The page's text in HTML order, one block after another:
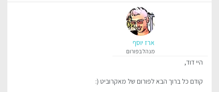
ארז יוסף
מנהל בפורום
היי דוד,
קודם כל ברוך הבא לפורום של מאקרוביט (: